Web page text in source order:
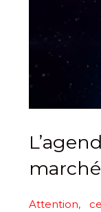
Attention,